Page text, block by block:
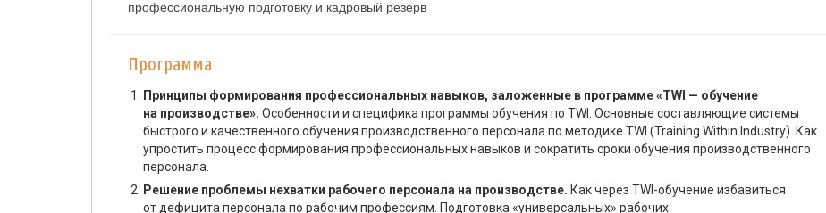
профессиональную подготовку и кадровый резерв
Программа
Принципы формирования профессиональных навыков, заложенные в программе «TWI — обучение
на производстве». Особенности и специфика программы обучения по TWI. Основные составляющие системы
быстрого и качественного обучения производственного персонала по методике TWI (Training Within Industry). Как
упростить процесс формирования профессиональных навыков и сократить сроки обучения производственного
персонала.
Решение проблемы нехватки рабочего персонала на производстве. Как через TWI-обучение избавиться
от дефицита персонала по рабочим профессиям. Подготовка «универсальных» рабочих.